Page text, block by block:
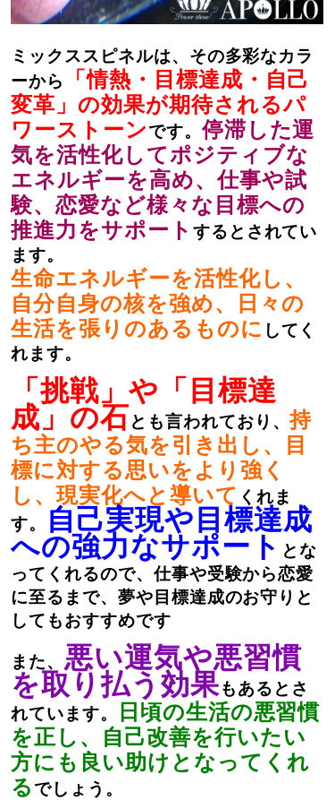
ミックススピネルは、その多彩なカラ
ーから
「情熱・目標達成・自己
変革」の効果が期待されるパ
ワーストーンです。停滞した運
気を活性化してポジティブな
エネルギーを高め、仕事や試
験、恋愛など様々な目標への
推進力をサポート するとされてい
ます。
生命エネルギーを活性化し、
自分自身の核を強め、日々の
生活を張りのあるものに してく
れます。
「挑戦」や「目標達
成」の石とも言われており、持
ち主のやる気を引き出し、目
標に対する思いをより強く
し、現実化へと導いて くれま
す。
自己実現や目標達成
への強力なサポート とな
ってくれるので、仕事や受験から恋愛
に至るまで、夢や目標達成のお守りと
してもおすすめです
また、 悪い運気や悪習慣
を取り払う効果もあるとさ
れています。
日頃の生活の悪習慣
を正し、自己改善を行いたい
方にも良い助けとなってくれ
る でしょう。